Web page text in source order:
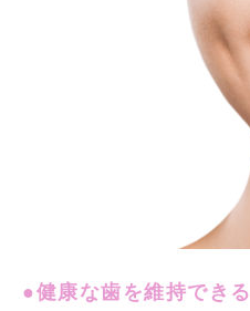
●健康な歯を維持できる